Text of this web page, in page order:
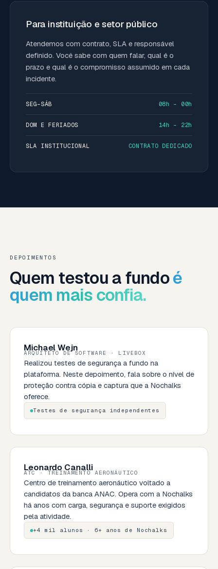
Para instituição e setor público
Atendemos com contrato, SLA e responsável
definido. Você sabe com quem falar, qual é o
prazo e qual é o compromisso assumido em cada
incidente.
SEG–SÁB 08h – 00h
DOM E FERIADOS 14h – 22h
SLA INSTITUCIONAL CONTRATO DEDICADO
DEPOIMENTOS
Quem testou a fundoé
quem mais confia.
Michael Wejn
ARQUITETO DE SOFTWARE · LIVEBOX
Realizou testes de segurança a fundo na
plataforma. Neste depoimento, fala sobre o nível de
proteção contra cópia e captura que a Nochalks
oferece.
Testes de segurança independentes
Leonardo Canalli
ATC · TREINAMENTO AERONÁUTICO
Centro de treinamento aeronáutico voltado a
candidatos da banca ANAC. Opera com a Nochalks
há anos com carga, segurança e suporte exigidos
pela atividade.
+4 mil alunos · 6+ anos de Nochalks